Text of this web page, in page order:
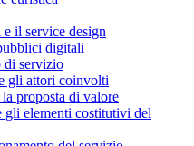
il service design
digitali
di servizio
gli attori coinvolti
proposta di valore
gli elementi costitutivi del